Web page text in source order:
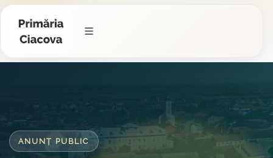
ANUNȚ PUBLIC